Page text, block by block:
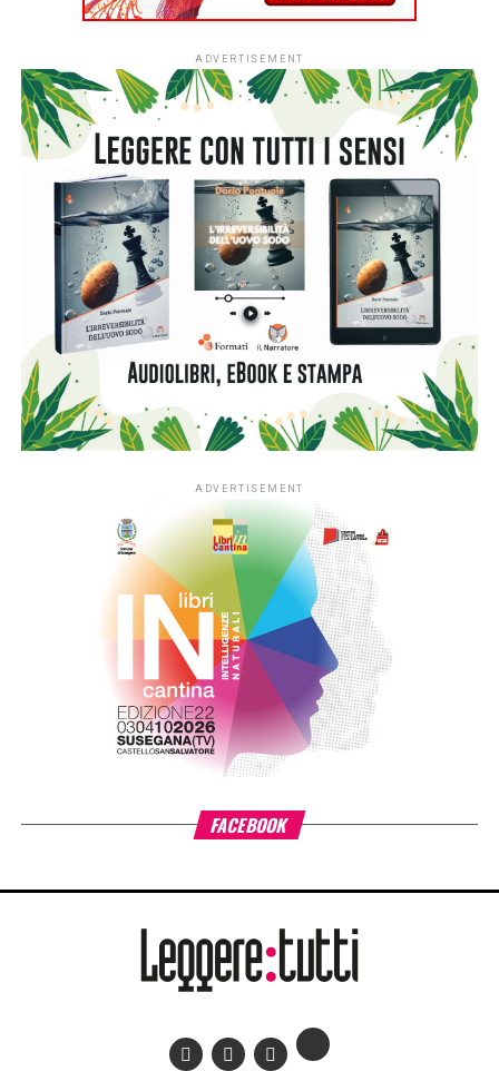
L’ingresso di tutti i nidi italiani segna una nuova fase per
#ioleggoperché che, dopo dieci anni al fianco delle
scuole, amplia il proprio raggio d’azione includendo anche i
servizi educativi per la primissima infanzia.
L’apertura nazionale è resa possibile grazie alsostegno
di Fondazione Cariplo, che dal 2022 ha accompagnato lo
sviluppo di #ioleggoperchéLAB-NIDI, il progetto
sperimentale dedicato ai nidi realizzato in Lombardia e
nelle province di Novara e Verbano-Cusio-Ossola,
territorio di riferimento della Fondazione. In quattro anni la
sperimentazione ha coinvolto fino a 350 asili nido situati
nei contesti più fragili di queste aree, contribuendo ad
libri nella quotidianità educativa. L’estensione del progetto
si inserisce nella cornice della sfida di mandato Anita –
L’infanzia prima di Fondazione Cariplo, che sostiene il
benessere dei bambini e delle bambine tra 0 e 6 anni, con
particolare attenzione alle situazioni di povertà e fragilità
sociale ed economica, promuovendo percorsi di crescita
individuale e lo sviluppo delle comunità educanti.
«L’estensione di #ioleggoperché a tutti gli asili nido
Giovanni Azzone, presidente Fondazione
–. L’esperienza ci ha confermato quanto la lettura
bambini e rafforzi il ruolo educativo di famiglie e servizi
nell’ambito di Anita – L’infanzia prima. La forza di
#ioleggoperché sta nella sua capacità di trasformare la
un’occasione per coinvolgere cittadini, famiglie, scuole e
territori nel sostegno concreto ai nidi e nella diffusione di